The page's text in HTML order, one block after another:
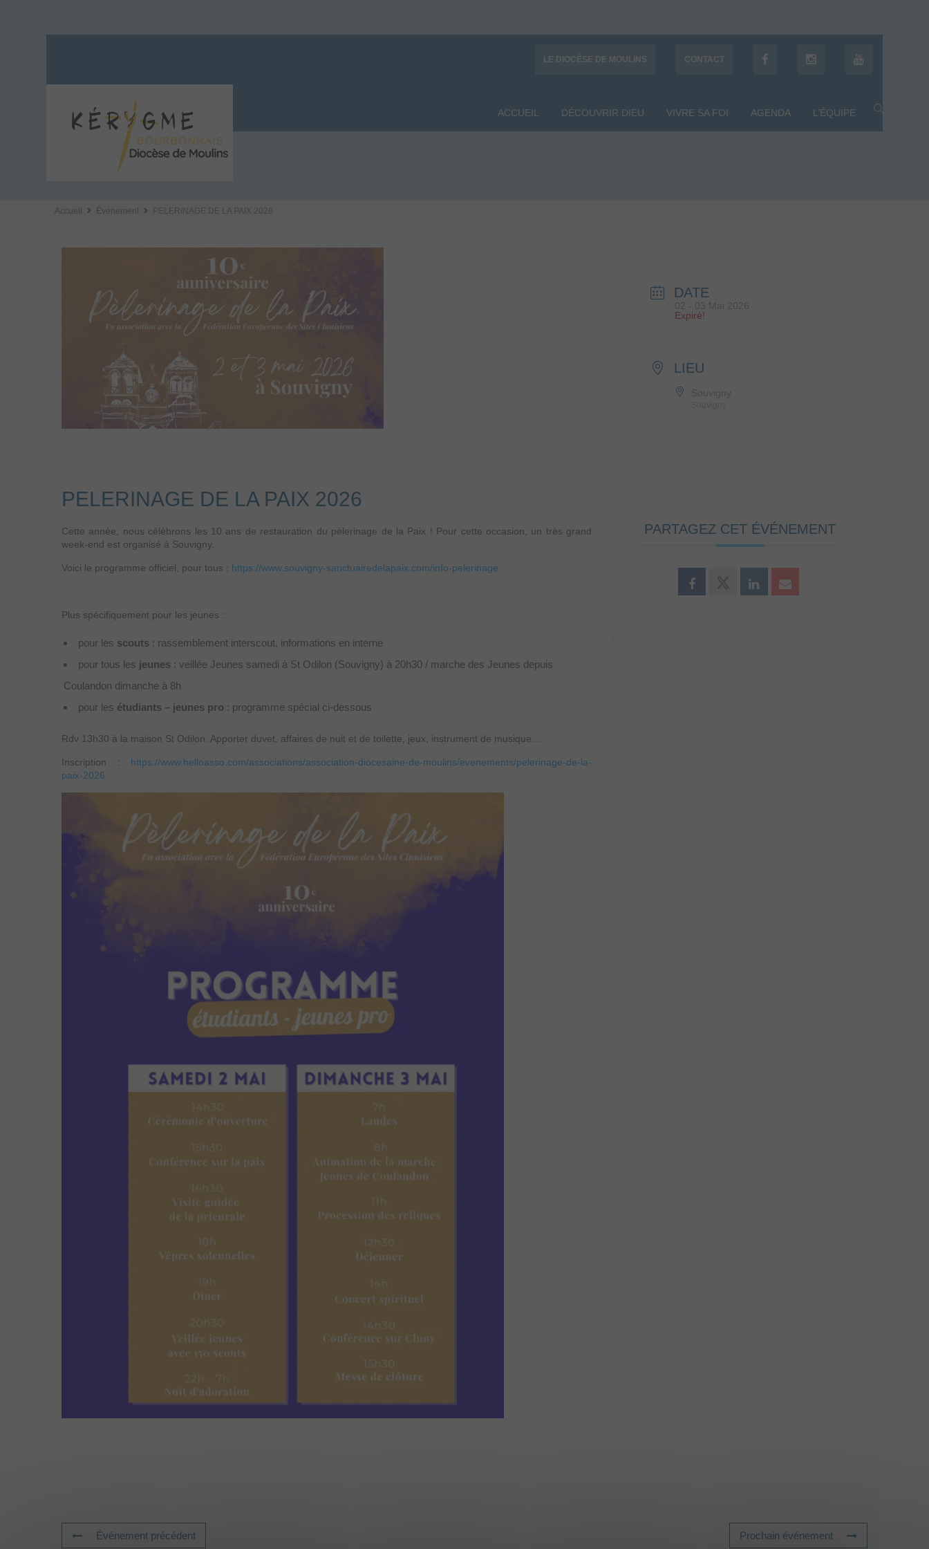
LE DIOCÈSE DE MOULINS CONTACT
ACCUEIL DÉCOUVRIR DIEU VIVRE SA FOI AGENDA L’ÉQUIPE
Accueil Événement PELERINAGE DE LA PAIX 2026
PELERINAGE DE LA PAIX 2026
Cette année, nous célébrons les 10 ans de restauration du pèlerinage de la Paix ! Pour cette occasion, un très grand
week-end est organisé à Souvigny.
Voici le programme officiel, pour tous : https://www.souvigny-sanctuairedelapaix.com/info-pelerinage
Plus spécifiquement pour les jeunes :
pour les scouts : rassemblement interscout, informations en interne
pour tous les jeunes : veillée Jeunes samedi à St Odilon (Souvigny) à 20h30 / marche des Jeunes depuis
Coulandon dimanche à 8h
pour les étudiants – jeunes pro : programme spécial ci-dessous
Rdv 13h30 à la maison St Odilon. Apporter duvet, affaires de nuit et de toilette, jeux, instrument de musique…
Inscription : https://www.helloasso.com/associations/association-diocesaine-de-moulins/evenements/pelerinage-de-la-
paix-2026
DATE
Expiré!
LIEU
PARTAGEZ CET ÉVÉNEMENT
Événement précédent Prochain événement